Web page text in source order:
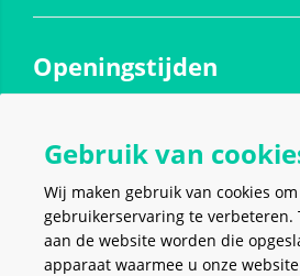
Openingstijden
Contact
Social media
Gebruik van
Wij maken gebruik van cookies
gebruikerservaring te verbeteren.
aan de website worden die
apparaat waarmee u onze